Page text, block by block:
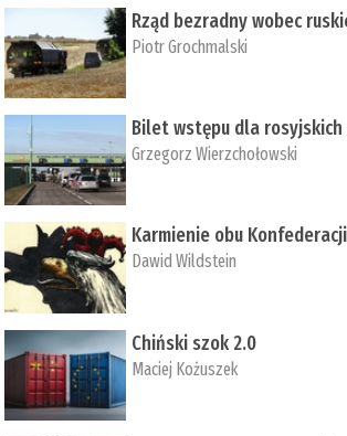
Rząd bezradny wobec
Piotr Grochmalski
Bilet wstępu dla
Grzegorz Wierzchołowski
Karmienie obu Konfederacji
Dawid Wildstein
Chiński szok 2.0
Maciej Kożuszek